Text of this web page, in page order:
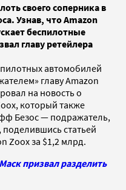
своего соперника в
Узнав, что Amazon
беспилотные
главу ретейлера
автомобилей
главу Amazon
на новость о
который также
Безос — подражатель,
статьей
Zoox за $1,2 млрд.
призвал разделить